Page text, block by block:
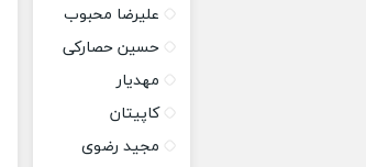
علیرضا محبوب
حسین حصارکی
مهدیار
کاپیتان
مجید رضوی